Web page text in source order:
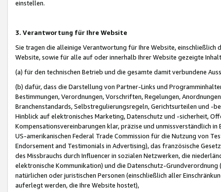
einstellen.
3. Verantwortung für Ihre Website
Sie tragen die alleinige Verantwortung für Ihre Website,
Website, sowie für alle auf oder innerhalb Ihrer Website gezeigte
(a) für den technischen Betrieb und die gesamte damit verbundene
(b) dafür, dass die Darstellung von Partner-Links und
Bestimmungen, Verordnungen, Vorschriften, Regelungen,
Branchenstandards, Selbstregulierungsregeln, Gerichtsurteilen und -
Hinblick auf elektronisches Marketing, Datenschutz und -sicherheit,
Kompensationsvereinbarungen klar, präzise und unmissverständlich
US-amerikanischen Federal Trade Commission für die Nutzung von
Endorsement and Testimonials in Advertising), das französische
des Missbrauchs durch Influencer in sozialen Netzwerken, die
elektronische Kommunikation) und die Datenschutz-
natürlichen oder juristischen Personen (einschließlich aller
auferlegt werden, die Ihre Website hostet),